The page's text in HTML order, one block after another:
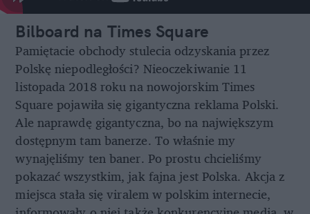
Bilboard na Times Square
Pamiętacie obchody stulecia odzyskania przez
Polskę niepodległości? Nieoczekiwanie 11
listopada 2018 roku na nowojorskim Times
Square pojawiła się gigantyczna reklama Polski.
Ale naprawdę gigantyczna, bo na największym
dostępnym tam banerze. To właśnie my
wynajęliśmy ten baner. Po prostu chcieliśmy
pokazać wszystkim, jak fajna jest Polska. Akcja z
miejsca stała się viralem w polskim internecie,